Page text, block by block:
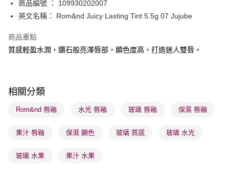
順豐自助櫃 - 確認發貨後1-3個工作天送達
每筆HK$65.00，滿HK$300.00或以上免運費
每筆HK$65.00，滿HK$300.00或以上免運費
確認發貨後1-3 工作天送達，訂單將隨機分配至SF順豐速運或京東
每筆HK$65.00，滿HK$300.00或以上免運費
(香港門市) 只顯示可選門市。確認發貨後2-5個工作天到店，3天內
商品編號 ： 109930202007
英文名稱： Rom&nd Juicy Lasting Tint 5.5g 07 Jujube
商品重點
質感輕盈水潤，鑽石般亮澤唇部，顯色度高，打造迷人雙唇。
相關分類
Rom&nd 唇釉 水光 唇釉 玻璃 唇釉 保濕 唇釉
果汁 唇釉 保濕 顯色 玻璃 質感 玻璃 水光
玻璃 水果 果汁 水果